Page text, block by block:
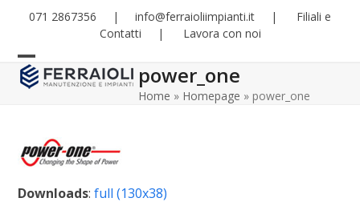
071 2867356 | info@ferraioliimpianti.it |
Filiali e
Contatti
| Lavora con noi
Open
Close
power_one
Home » Homepage » power_one
Downloads:full (130x38)